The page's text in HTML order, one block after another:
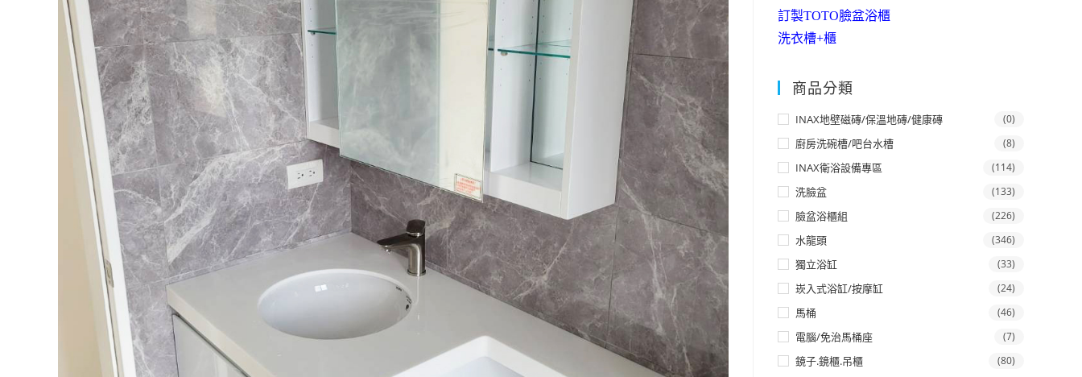
訂製TOTO臉盆浴櫃
洗衣槽+櫃
商品分類
INAX地壁磁磚/保溫地磚/健康磚 (0)
廚房洗碗槽/吧台水槽 (8)
INAX衛浴設備專區 (114)
洗臉盆 (133)
臉盆浴櫃組 (226)
水龍頭 (346)
獨立浴缸 (33)
崁入式浴缸/按摩缸 (24)
馬桶 (46)
電腦/免治馬桶座 (7)
鏡子.鏡櫃.吊櫃 (80)